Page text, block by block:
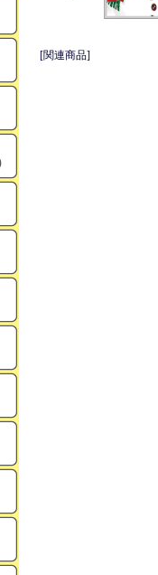
[関連商品]